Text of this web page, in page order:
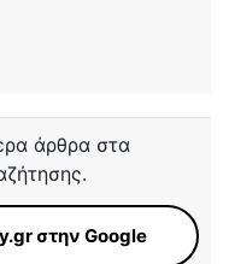
άρθρα στα
στην Google